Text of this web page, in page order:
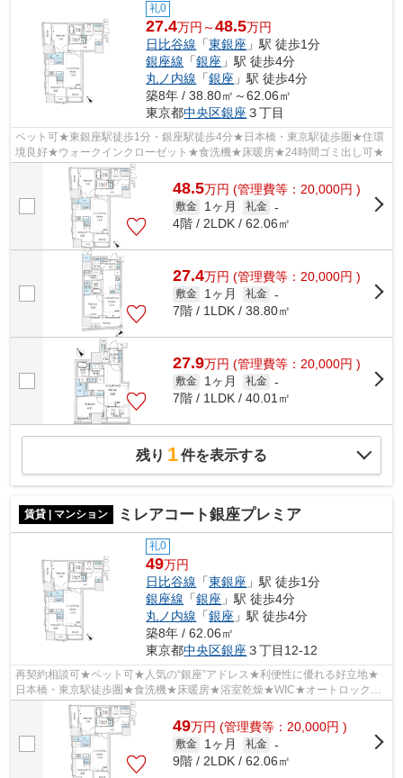
礼0
27.4万円～48.5万円
日比谷線 「東銀座 」駅 徒歩1分
銀座線 「銀座 」駅 徒歩4分
丸ノ内線 「銀座 」駅 徒歩4分
築8年 / 38.80㎡～62.06㎡
東京都中央区銀座 ３丁目
ペット可★東銀座駅徒歩1分・銀座駅徒歩4分★日本橋・東京駅徒歩圏★住環
境良好★ウォークインクローゼット★食洗機★床暖房★24時間ゴミ出し可★
48.5万円 (管理費等：20,000円 )
敷金 1ヶ月 礼金 -
4階 / 2LDK / 62.06㎡
27.4万円 (管理費等：20,000円 )
敷金 1ヶ月 礼金 -
7階 / 1LDK / 38.80㎡
27.9万円 (管理費等：20,000円 )
敷金 1ヶ月 礼金 -
7階 / 1LDK / 40.01㎡
残り 1件を表示する
賃貸 | マンション ミレアコート銀座プレミア
礼0
49万円
日比谷線 「東銀座 」駅 徒歩1分
銀座線 「銀座 」駅 徒歩4分
丸ノ内線 「銀座 」駅 徒歩4分
築8年 / 62.06㎡
東京都中央区銀座 ３丁目12-12
再契約相談可★ペット可★人気の“銀座”アドレス★利便性に優れる好立地★
日本橋・東京駅徒歩圏★食洗機★床暖房★浴室乾燥★WIC★オートロック★
宅配BOX★常時ゴミ出し可
49万円 (管理費等：20,000円 )
敷金 1ヶ月 礼金 -
9階 / 2LDK / 62.06㎡